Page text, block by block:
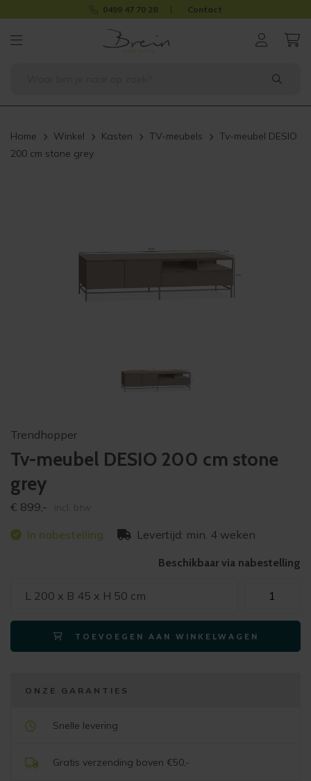
0499 47 70 28 Contact
Home Winkel Kasten TV-meubels
Tv-meubel DESIO
200 cm stone grey
Trendhopper
Tv-meubel DESIO 200 cm stone
grey
€ 899,-
In nabestelling Levertijd: min. 4 weken
Beschikbaar via nabestelling
L 200 x B 45 x H 50 cm
meubel
DESIO
200
cm
TOEVOEGEN AAN WINKELWAGEN
ONZE GARANTIES
Snelle levering
Gratis verzending boven €50,-